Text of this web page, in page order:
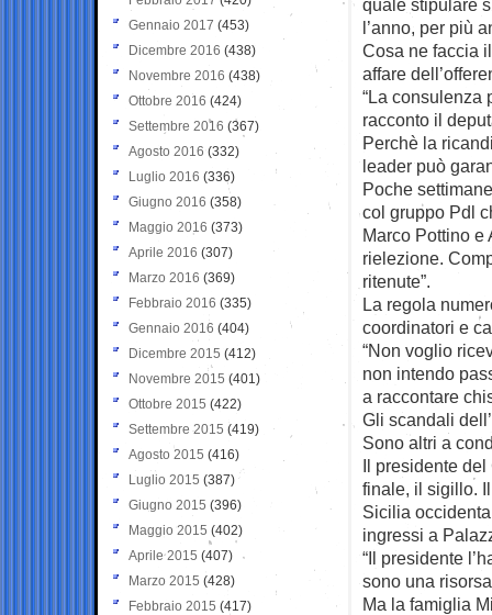
quale stipulare
l’anno, per più
Cosa ne faccia
affare
“La consulenza
racconto il
Perchè la
leader può
Poche
col gruppo Pdl
Marco Pottino e
rielezione.
ritenute”.
La regola
coordinatori e
“Non voglio
non intendo
a raccontare
Gli scandali
Sono altri a
Il presidente
finale, il sigillo.
Sicilia
ingressi a
“Il presidente
sono una
Ma la famiglia
Gennaio 2017 (453)
Dicembre 2016 (438)
Novembre 2016 (438)
Ottobre 2016 (424)
Settembre 2016 (367)
Agosto 2016 (332)
Luglio 2016 (336)
Giugno 2016 (358)
Maggio 2016 (373)
Aprile 2016 (307)
Marzo 2016 (369)
Febbraio 2016 (335)
Gennaio 2016 (404)
Dicembre 2015 (412)
Novembre 2015 (401)
Ottobre 2015 (422)
Settembre 2015 (419)
Agosto 2015 (416)
Luglio 2015 (387)
Giugno 2015 (396)
Maggio 2015 (402)
Aprile 2015 (407)
Marzo 2015 (428)
Febbraio 2015 (417)